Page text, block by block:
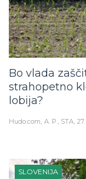
Bo vlada
strahopetno
lobija?
Hudo.com A. P., STA
SLOVENIJA